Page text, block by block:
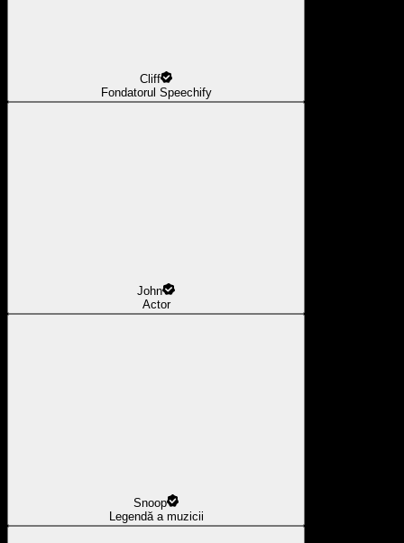
Cliff
Fondatorul Speechify
John
Actor
Snoop
Legendă a muzicii